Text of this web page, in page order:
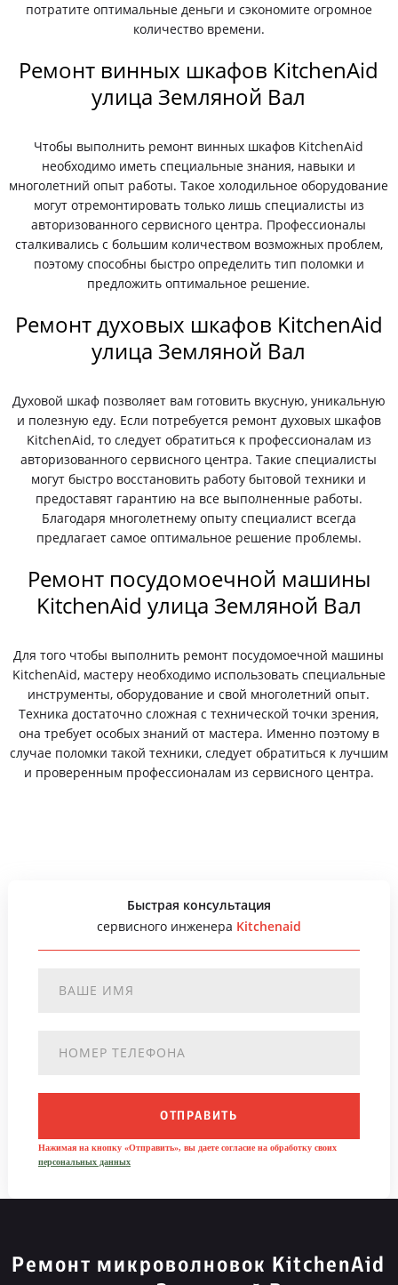
потратите оптимальные деньги и сэкономите огромное
количество времени.
Ремонт винных шкафов KitchenAid
улица Земляной Вал
Чтобы выполнить ремонт винных шкафов KitchenAid
необходимо иметь специальные знания, навыки и
многолетний опыт работы. Такое холодильное оборудование
могут отремонтировать только лишь специалисты из
авторизованного сервисного центра. Профессионалы
сталкивались с большим количеством возможных проблем,
поэтому способны быстро определить тип поломки и
предложить оптимальное решение.
Ремонт духовых шкафов KitchenAid
улица Земляной Вал
Духовой шкаф позволяет вам готовить вкусную, уникальную
и полезную еду. Если потребуется ремонт духовых шкафов
KitchenAid, то следует обратиться к профессионалам из
авторизованного сервисного центра. Такие специалисты
могут быстро восстановить работу бытовой техники и
предоставят гарантию на все выполненные работы.
Благодаря многолетнему опыту специалист всегда
предлагает самое оптимальное решение проблемы.
Ремонт посудомоечной машины
KitchenAid улица Земляной Вал
Для того чтобы выполнить ремонт посудомоечной машины
KitchenAid, мастеру необходимо использовать специальные
инструменты, оборудование и свой многолетний опыт.
Техника достаточно сложная с технической точки зрения,
она требует особых знаний от мастера. Именно поэтому в
случае поломки такой техники, следует обратиться к лучшим
и проверенным профессионалам из сервисного центра.
Быстрая консультация
сервисного инженера Kitchenaid
ОТПРАВИТЬ
Нажимая на кнопку «Отправить», вы даете согласие на обработку своих
персональных данных
Ремонт микроволновок KitchenAid